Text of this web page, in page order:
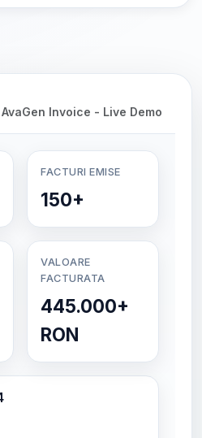
Invoice - Live Demo
FACTURI EMISE
150+
VALOARE
FACTURATA
445.000+
RON